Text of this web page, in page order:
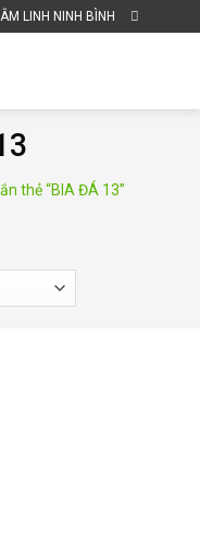
LINH NINH BÌNH
thẻ “BIA ĐÁ 13”